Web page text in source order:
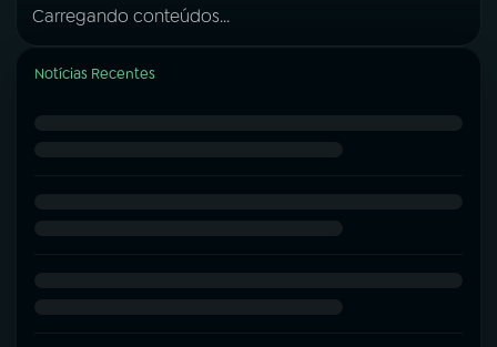
Carregando conteúdos...
Notícias Recentes